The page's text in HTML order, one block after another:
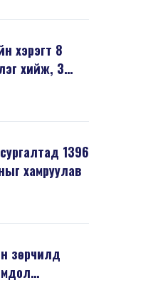
хэрэгт 8
хийж, 3
1396
хамруулав
зөрчилд